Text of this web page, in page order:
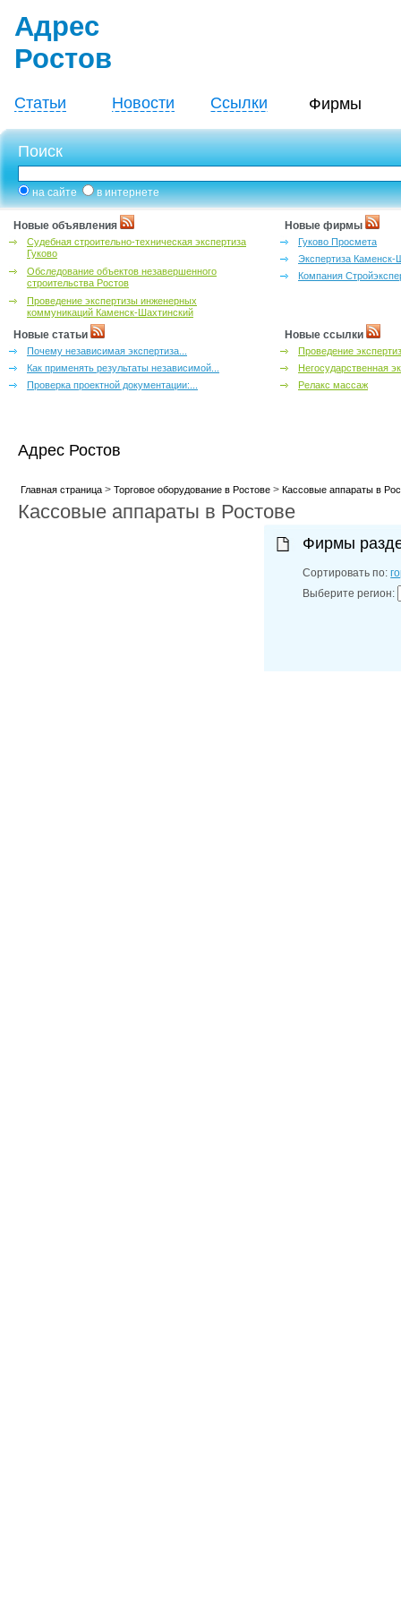
Адрес
Ростов
Статьи Новости Ссылки Фирмы
Поиск
на сайте в интернете
Новые объявления
Судебная строительно-техническая экспертиза
Гуково
Обследование объектов незавершенного
строительства Ростов
Проведение экспертизы инженерных
коммуникаций Каменск-Шахтинский
Новые фирмы
Гуково Просмета
Экспертиза Каменск-
Компания
Новые статьи
Почему независимая экспертиза...
Как применять результаты независимой...
Проверка проектной документации:...
Новые ссылки
Проведение
Негосударственная
Релакс массаж
Адрес Ростов
Главная страница> Торговое оборудование в Ростове> Кассовые аппараты в
Кассовые аппараты в Ростове
Фирмы
Сортировать по:
Выберите регион: